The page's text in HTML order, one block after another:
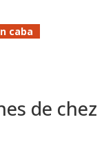
caba
de chez